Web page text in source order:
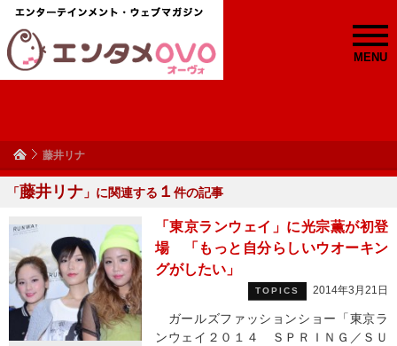
MENU
藤井リナ
「藤井リナ 」に関連する １ 件の記事
「東京ランウェイ」に光宗薫が初登
場 「もっと自分らしいウオーキン
グがしたい」
TOPICS 2014年3月21日
ガールズファッションショー「東京ラ
ンウェイ２０１４ ＳＰＲＩＮＧ／ＳＵ